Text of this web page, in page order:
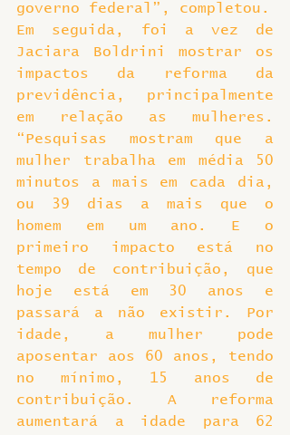
governo federal”, completou.
Em seguida, foi a vez de
Jaciara Boldrini mostrar os
impactos da reforma da
previdência, principalmente
em relação as mulheres.
“Pesquisas mostram que a
mulher trabalha em média 50
minutos a mais em cada dia,
ou 39 dias a mais que o
homem em um ano. E o
primeiro impacto está no
tempo de contribuição, que
hoje está em 30 anos e
passará a não existir. Por
idade, a mulher pode
aposentar aos 60 anos, tendo
no mínimo, 15 anos de
contribuição. A reforma
aumentará a idade para 62